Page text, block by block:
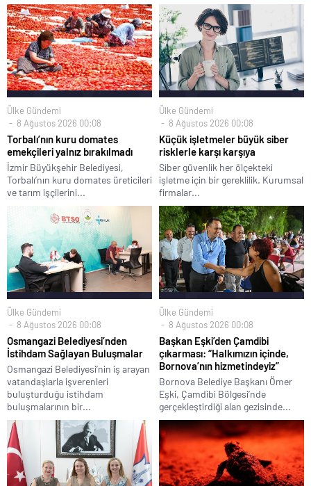
Ülke Gündemi
8 Ağustos 2026 00:08
Torbalı’nın kuru domates
emekçileri yalnız bırakılmadı
İzmir Büyükşehir Belediyesi,
Torbalı’nın kuru domates üreticileri
ve tarım işçilerini...
Ülke Gündemi
8 Ağustos 2026 00:08
Küçük işletmeler büyük siber
risklerle karşı karşıya
Siber güvenlik her ölçekteki
işletme için bir gereklilik. Kurumsal
firmalar...
Ülke Gündemi
8 Ağustos 2026 00:08
Osmangazi Belediyesi’nden
İstihdam Sağlayan Buluşmalar
Osmangazi Belediyesi’nin iş arayan
vatandaşlarla işverenleri
buluşturduğu istihdam
buluşmalarının bir...
Ülke Gündemi
8 Ağustos 2026 00:08
Başkan Eşki’den Çamdibi
çıkarması: “Halkımızın içinde,
Bornova’nın hizmetindeyiz”
Bornova Belediye Başkanı Ömer
Eşki, Çamdibi Bölgesi’nde
gerçekleştirdiği alan gezisinde...